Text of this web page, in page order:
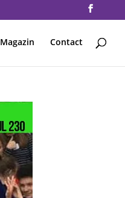
Magazin Contact